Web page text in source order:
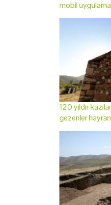
mobil
120 yıldır
gezenler